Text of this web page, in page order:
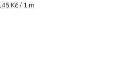
Kč / 1 m